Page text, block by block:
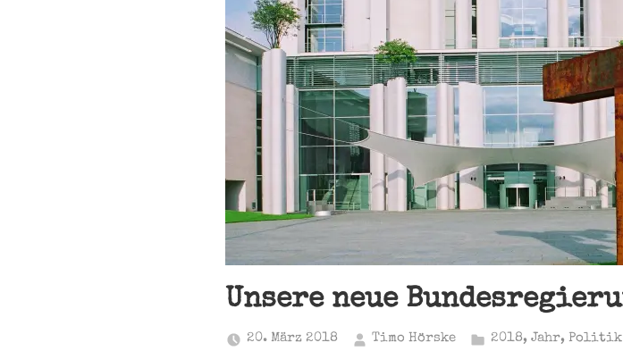
Unsere neue
20. März 2018 Timo Hörske 2018, Jahr, Politik